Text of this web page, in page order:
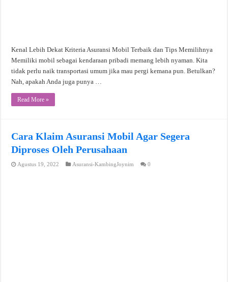
Kenal Lebih Dekat Kriteria Asuransi Mobil Terbaik dan Tips Memilihnya
Memiliki mobil sebagai kendaraan pribadi memang lebih nyaman. Kita
tidak perlu naik transportasi umum jika mau pergi kemana pun. Betulkan?
Nah, apakah Anda juga punya …
Read More »
Cara Klaim Asuransi Mobil Agar Segera
Diproses Oleh Perusahaan
Agustus 19, 2022 Asuransi-KambingJoynim 0